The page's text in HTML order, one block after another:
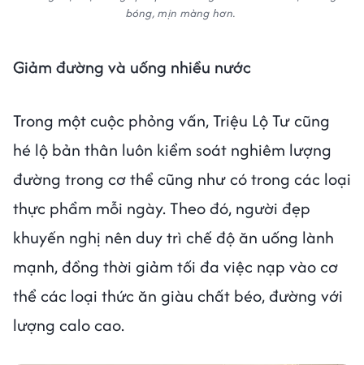
bóng, mịn màng hơn.
Giảm đường và uống nhiều nước
Trong một cuộc phỏng vấn, Triệu Lộ Tư cũng
hé lộ bản thân luôn kiểm soát nghiêm lượng
đường trong cơ thể cũng như có trong các loại
thực phẩm mỗi ngày. Theo đó, người đẹp
khuyến nghị nên duy trì chế độ ăn uống lành
mạnh, đồng thời giảm tối đa việc nạp vào cơ
thể các loại thức ăn giàu chất béo, đường với
lượng calo cao.